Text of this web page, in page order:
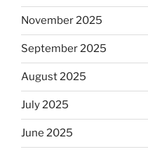
November 2025
September 2025
August 2025
July 2025
June 2025